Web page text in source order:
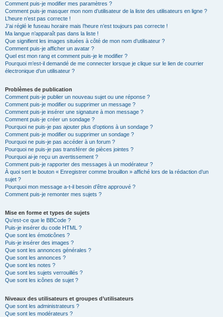
Comment puis-je modifier mes paramètres ?
Comment puis-je masquer mon nom d’utilisateur de la liste des utilisateurs en ligne ?
L’heure n’est pas correcte !
J’ai réglé le fuseau horaire mais l’heure n’est toujours pas correcte !
Ma langue n’apparaît pas dans la liste !
Que signifient les images situées à côté de mon nom d’utilisateur ?
Comment puis-je afficher un avatar ?
Quel est mon rang et comment puis-je le modifier ?
Pourquoi m’est-il demandé de me connecter lorsque je clique sur le lien de courrier
électronique d’un utilisateur ?
Problèmes de publication
Comment puis-je publier un nouveau sujet ou une réponse ?
Comment puis-je modifier ou supprimer un message ?
Comment puis-je insérer une signature à mon message ?
Comment puis-je créer un sondage ?
Pourquoi ne puis-je pas ajouter plus d’options à un sondage ?
Comment puis-je modifier ou supprimer un sondage ?
Pourquoi ne puis-je pas accéder à un forum ?
Pourquoi ne puis-je pas transférer de pièces jointes ?
Pourquoi ai-je reçu un avertissement ?
Comment puis-je rapporter des messages à un modérateur ?
À quoi sert le bouton « Enregistrer comme brouillon » affiché lors de la rédaction d’un
sujet ?
Pourquoi mon message a-t-il besoin d’être approuvé ?
Comment puis-je remonter mes sujets ?
Mise en forme et types de sujets
Qu’est-ce que le BBCode ?
Puis-je insérer du code HTML ?
Que sont les émoticônes ?
Puis-je insérer des images ?
Que sont les annonces générales ?
Que sont les annonces ?
Que sont les notes ?
Que sont les sujets verrouillés ?
Que sont les icônes de sujet ?
Niveaux des utilisateurs et groupes d’utilisateurs
Que sont les administrateurs ?
Que sont les modérateurs ?